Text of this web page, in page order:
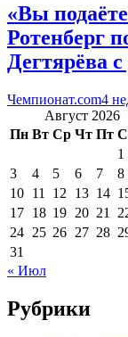
«Вы
Ротенберг
Дегтярёва
Чемпионат.com4
Август 2026
Пн Вт Ср Чт Пт
1
3
4 5 6 7 8
10 11 12 13 14
17 18 19 20 21
24 25 26 27 28
31
« Июл
Рубрики